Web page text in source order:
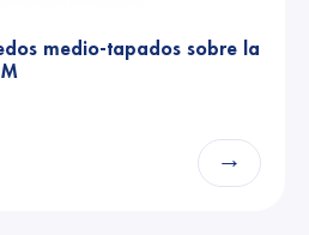
medio-tapados sobre la
→